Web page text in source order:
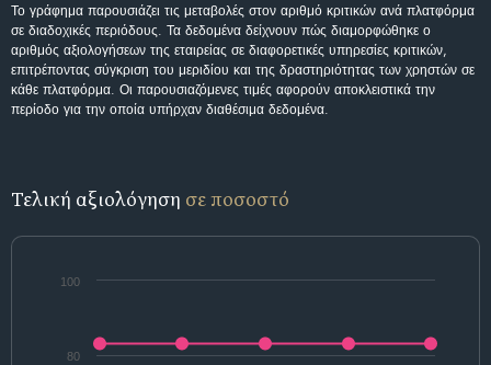
Το γράφημα παρουσιάζει τις μεταβολές στον αριθμό κριτικών ανά πλατφόρμα
σε διαδοχικές περιόδους. Τα δεδομένα δείχνουν πώς διαμορφώθηκε ο
αριθμός αξιολογήσεων της εταιρείας σε διαφορετικές υπηρεσίες κριτικών,
επιτρέποντας σύγκριση του μεριδίου και της δραστηριότητας των χρηστών σε
κάθε πλατφόρμα. Οι παρουσιαζόμενες τιμές αφορούν αποκλειστικά την
περίοδο για την οποία υπήρχαν διαθέσιμα δεδομένα.
Τελική αξιολόγηση σε ποσοστό
80
100